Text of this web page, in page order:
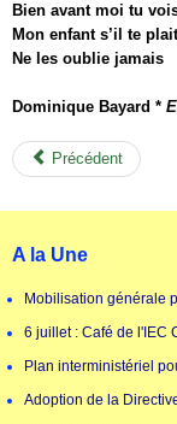
Bien avant moi tu
Mon enfant s’il te plait
Ne les oublie jamais
Dominique Bayard *
Précédent
A la Une
Mobilisation générale
6 juillet : Café de l'IEC
Plan interministériel
Adoption de la